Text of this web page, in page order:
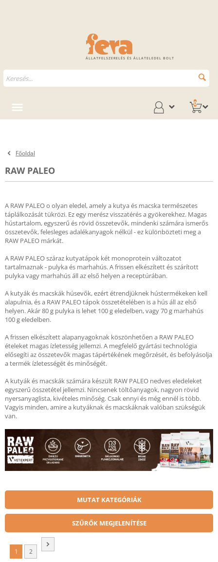
ÁLLATFELSZERELÉS ÉS ÁLLATELEDEL BOLT
0
Főoldal
RAW PALEO
A RAW PALEO o olyan eledel, amely a kutya és macska természetes
táplálkozását tükrözi. Ez egy merész visszatérés a gyökerekhez. Magas
hústartalom, egyszerű és rövid összetevők, mindenki számára ismerős
összetevők, felesleges adalékanyagok nélkül - ez különbözteti meg a
RAW PALEO márkát.
A RAW PALEO száraz kutyatápok két monoprotein változatot
tartalmaznak - pulyka és marhahús. A frissen elkészített és szárított
pulyka vagy marhahús áll az első helyen a receptúrában.
A kutyák és macskák húsevők, ezért étrendjüknek hústermékeken kell
alapulnia, és a RAW PALEO tápok összetételében is a hús áll az első
helyen. Akár 80 g pulyka is lehet 100 g eledelben, vagy 70 g marhahús
100 g eledelben.
A frissen elkészített alapanyagoknak köszönhetően a RAW PALEO
ételeket magas ízletesség jellemzi. A megfelelő gyártási technológia
elősegíti az összetevők magas tápértékének megőrzését, és befolyásolja
a termék ízletességét és minőségét.
A kutyák és macskák számára készült RAW PALEO nedves eledeleket
egyszerű összetétel jellemzi. Nincsenek töltőanyagok, nagyon rövid
nyersanyaglista, kivételes minőség. Csak ennyi és még ennél is több.
Vagyis minden, amire a kutyáknak és macskáknak valóban szükségük
van.
MUTAT KATEGÓRIÁK
SZŰRŐK MEGJELENÍTÉSE
1 2